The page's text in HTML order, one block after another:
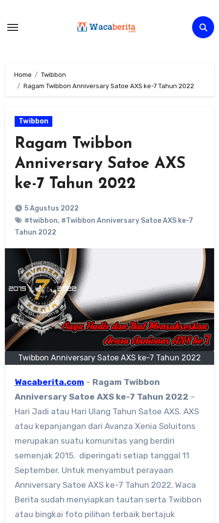
content
Home
Twibbon
Ragam Twibbon Anniversary Satoe AXS ke-7 Tahun 2022
Twibbon
Ragam Twibbon
Anniversary Satoe AXS
ke-7 Tahun 2022
5 Agustus 2022
#twibbon, #Twibbon Anniversary Satoe AXS ke-7
Tahun 2022
Twibbon Anniversary Satoe AXS ke-7 Tahun 2022
Wacaberita.com – Ragam Twibbon
Anniversary Satoe AXS ke-7 Tahun 2022 –
Hari Jadi atau Hari Ulang Tahun Satoe AXS. AXS
atau kepanjangan dari Avanza Xenia Soluitons
merupakan suatu komunitas yang berdiri
semenjak 2015. diperingati setiap tanggal 11
September. Untuk menyambut perayaan
Anniversary Satoe AXS ke-7 Tahun 2022, Waca
Berita sudah menyiapkan tautan serta Twibbon
atau bingkai foto pilihan terbaik bertajuk